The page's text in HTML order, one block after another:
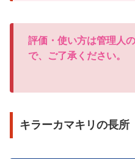
評価・使い方は管理人
で、ご了承ください。
キラーカマキリの長所